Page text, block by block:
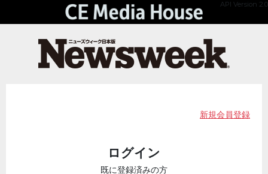
API Version 2.0
新規会員登録
ログイン
既に登録済みの方